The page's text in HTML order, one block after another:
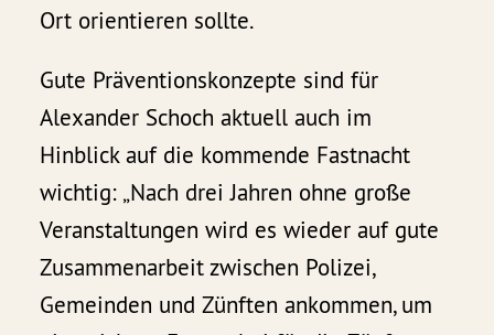
Ort orientieren sollte.
Gute Präventionskonzepte sind für
Alexander Schoch aktuell auch im
Hinblick auf die kommende Fastnacht
wichtig: „Nach drei Jahren ohne große
Veranstaltungen wird es wieder auf gute
Zusammenarbeit zwischen Polizei,
Gemeinden und Zünften ankommen, um